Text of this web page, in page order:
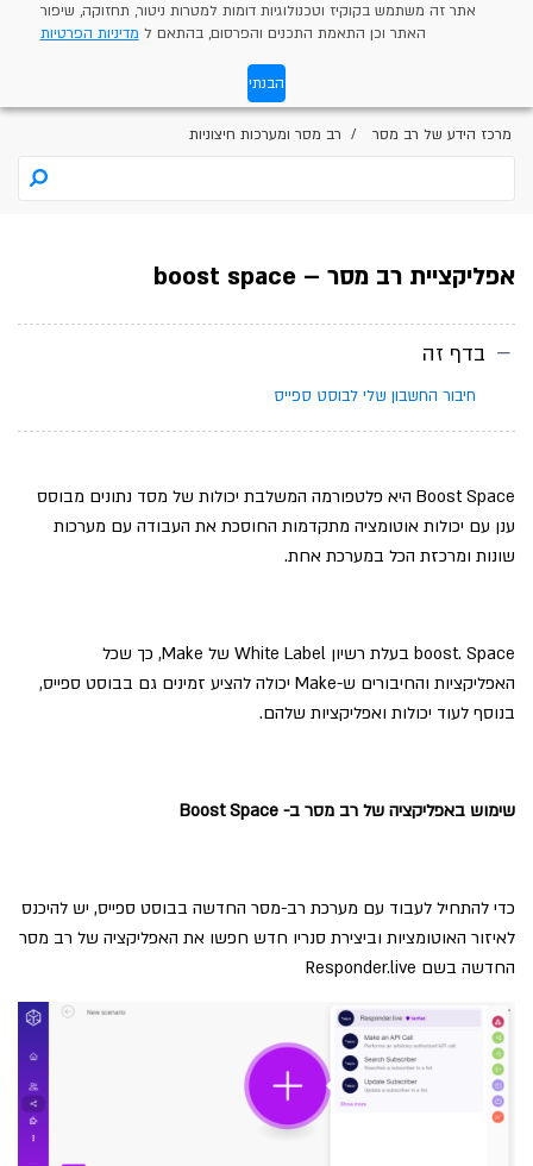
אתר זה משתמש בקוקיז וטכנולוגיות דומות למטרות ניטור, תחזוקה, שיפור
האתר וכן התאמת התכנים והפרסום, בהתאם ל מדיניות הפרטיות
הבנתי
מרכז הידע של רב מסר רב מסר ומערכות חיצוניות
אפליקציית רב מסר – boost space
בדף זה
חיבור החשבון שלי לבוסט ספייס
Boost Space היא פלטפורמה המשלבת יכולות של מסד נתונים מבוסס
ענן עם יכולות אוטומציה מתקדמות החוסכת את העבודה עם מערכות
שונות ומרכזת הכל במערכת אחת.
boost. Space בעלת רשיון White Label של Make, כך שכל
האפליקציות והחיבורים ש-Make יכולה להציע זמינים גם בבוסט ספייס,
בנוסף לעוד יכולות ואפליקציות שלהם.
שימוש באפליקציה של רב מסר ב- Boost Space
כדי להתחיל לעבוד עם מערכת רב-מסר החדשה בבוסט ספייס, יש להיכנס
לאיזור האוטומציות וביצירת סנריו חדש חפשו את האפליקציה של רב מסר
החדשה בשם Responder.live